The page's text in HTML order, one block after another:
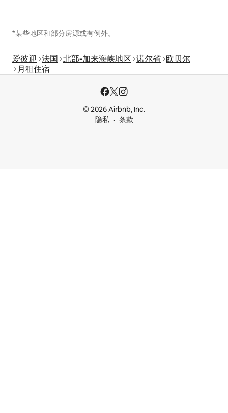
*某些地区和部分房源或有例外。
爱彼迎 法国 北部-加来海峡地区 诺尔省 欧贝尔
月租住宿
© 2026 Airbnb, Inc.
隐私
条款